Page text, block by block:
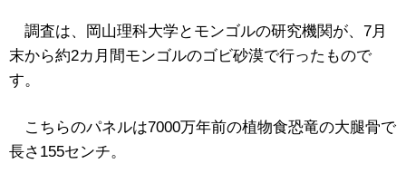
調査は、岡山理科大学とモンゴルの研究機関が、7月
末から約2カ月間モンゴルのゴビ砂漠で行ったもので
す。
こちらのパネルは7000万年前の植物食恐竜の大腿骨で
長さ155センチ。